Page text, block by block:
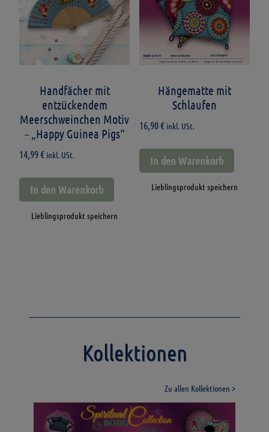
Handfächer mit
entzückendem
Meerschweinchen Motiv
– „Happy Guinea Pigs“
14,99€ inkl. USt.
In den Warenkorb
Lieblingsprodukt speichern
Hängematte mit
Schlaufen
16,90€ inkl. USt.
In den Warenkorb
Lieblingsprodukt speichern
Kollektionen
Zu allen Kollektionen >
Daisy Dreams Collection
Spiritual BOHO
Collection
Jeans Collection
Launiges Gemüse
Design Collection